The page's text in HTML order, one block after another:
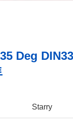
Deg
Starry